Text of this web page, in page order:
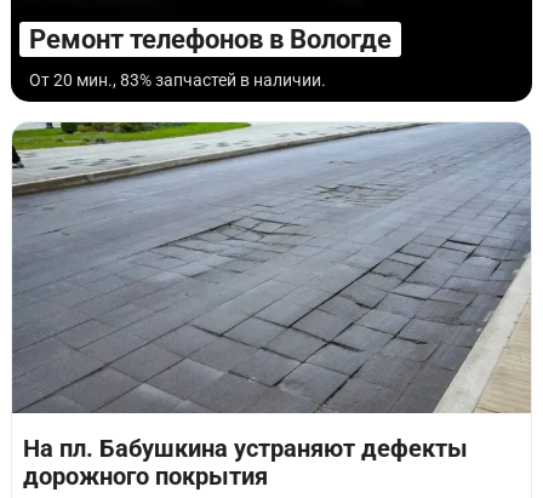
Ремонт телефонов в Вологде
От 20 мин., 83% запчастей в наличии.
На пл. Бабушкина устраняют дефекты
дорожного покрытия